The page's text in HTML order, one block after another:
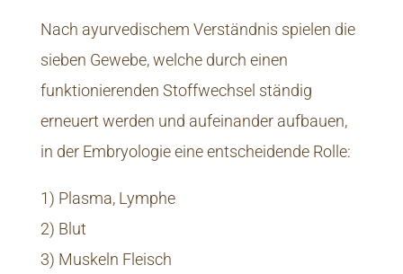
Nach ayurvedischem Verständnis spielen die
sieben Gewebe, welche durch einen
funktionierenden Stoffwechsel ständig
erneuert werden und aufeinander aufbauen,
in der Embryologie eine entscheidende Rolle:
1) Plasma, Lymphe
2) Blut
3) Muskeln Fleisch